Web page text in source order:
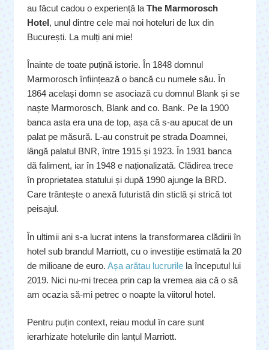
au făcut cadou o experiență la The Marmorosch
Hotel, unul dintre cele mai noi hoteluri de lux din
București. La mulți ani mie!
Înainte de toate puțină istorie. În 1848 domnul
Marmorosch înființează o bancă cu numele său. În
1864 același domn se asociază cu domnul Blank și se
naște Marmorosch, Blank and co. Bank. Pe la 1900
banca asta era una de top, așa că s-au apucat de un
palat pe măsură. L-au construit pe strada Doamnei,
lângă palatul BNR, între 1915 și 1923. În 1931 banca
dă faliment, iar în 1948 e naționalizată. Clădirea trece
în proprietatea statului și după 1990 ajunge la BRD.
Care trântește o anexă futuristă din sticlă și strică tot
peisajul.
În ultimii ani s-a lucrat intens la transformarea clădirii în
hotel sub brandul Marriott, cu o investiție estimată la 20
de milioane de euro. Așa arătau lucrurile la începutul lui
2019. Nici nu-mi trecea prin cap la vremea aia că o să
am ocazia să-mi petrec o noapte la viitorul hotel.
Pentru puțin context, reiau modul în care sunt
ierarhizate hotelurile din lanțul Marriott.